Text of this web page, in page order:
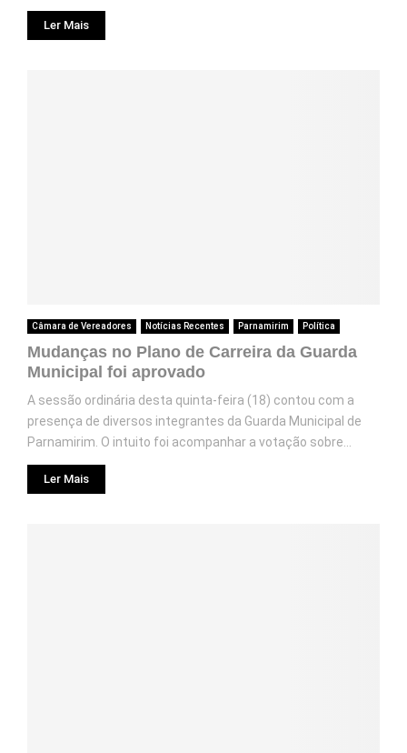
Ler Mais
Câmara de Vereadores Notícias Recentes Parnamirim Política
Mudanças no Plano de Carreira da Guarda
Municipal foi aprovado
A sessão ordinária desta quinta-feira (18) contou com a
presença de diversos integrantes da Guarda Municipal de
Parnamirim. O intuito foi acompanhar a votação sobre...
Ler Mais